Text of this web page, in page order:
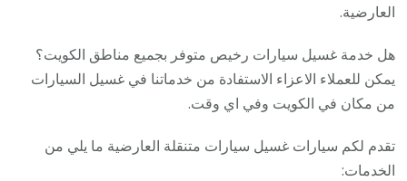
العارضية.
هل خدمة غسيل سيارات رخيص متوفر بجميع مناطق الكويت؟
يمكن للعملاء الاعزاء الاستفادة من خدماتنا في غسيل السيارات
من مكان في الكويت وفي اي وقت.
تقدم لكم سيارات غسيل سيارات متنقلة العارضية ما يلي من
الخدمات: